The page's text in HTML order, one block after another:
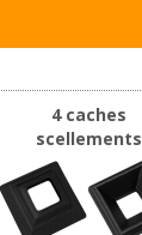
4 caches
scellements